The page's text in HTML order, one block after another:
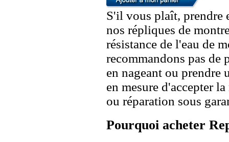
S'il vous plaît, prendre
nos répliques de
résistance de l'eau de
recommandons pas de
en nageant ou prendre
en mesure d'accepter
ou réparation sous
Pourquoi acheter